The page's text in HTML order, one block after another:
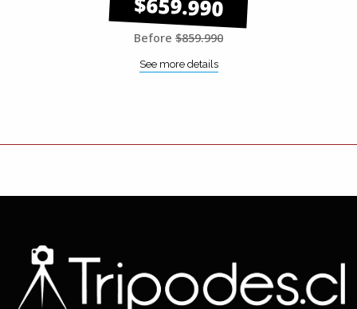
$659.990
Before $859.990
See more details